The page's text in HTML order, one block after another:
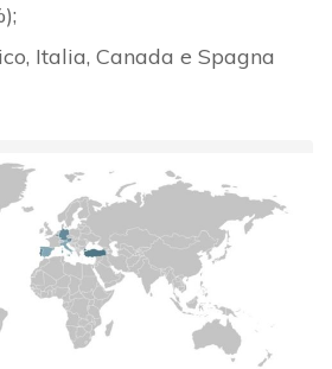
Italia, Canada e Spagna